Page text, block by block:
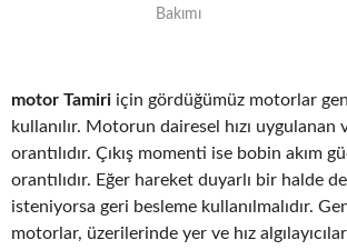
Bakımı
motor Tamiri için gördüğümüz motorlar
kullanılır. Motorun dairesel hızı uygulanan
orantılıdır. Çıkış momenti ise bobin akım
orantılıdır. Eğer hareket duyarlı bir halde
isteniyorsa geri besleme kullanılmalıdır.
motorlar, üzerilerinde yer ve hız